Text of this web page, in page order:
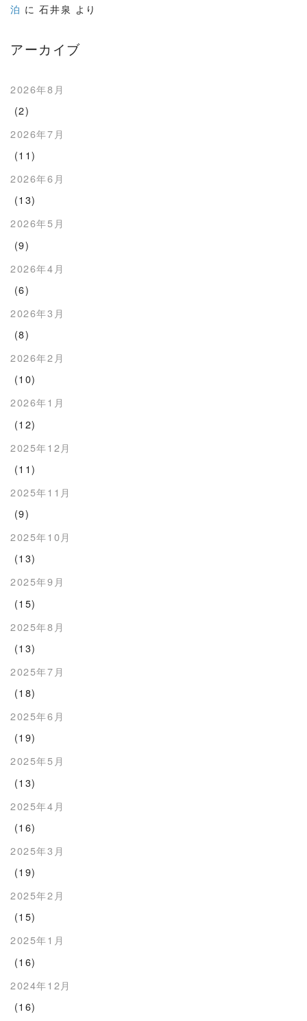
泊 に石井泉 より
アーカイブ
2026年8月
(2)
2026年7月
(11)
2026年6月
(13)
2026年5月
(9)
2026年4月
(6)
2026年3月
(8)
2026年2月
(10)
2026年1月
(12)
2025年12月
(11)
2025年11月
(9)
2025年10月
(13)
2025年9月
(15)
2025年8月
(13)
2025年7月
(18)
2025年6月
(19)
2025年5月
(13)
2025年4月
(16)
2025年3月
(19)
2025年2月
(15)
2025年1月
(16)
2024年12月
(16)